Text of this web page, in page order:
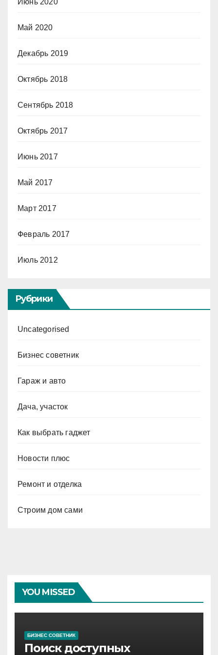
Май 2020
Декабрь 2019
Октябрь 2018
Сентябрь 2018
Октябрь 2017
Июнь 2017
Май 2017
Март 2017
Февраль 2017
Июль 2012
Рубрики
Uncategorised
Бизнес советник
Гараж и авто
Дача, участок
Как выбрать гаджет
Новости плюс
Ремонт и отделка
Строим дом сами
YOU MISSED
БИЗНЕС СОВЕТНИК
Поиск доступных